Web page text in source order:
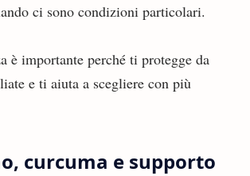
ci sono condizioni particolari.
è importante perché ti protegge da
e ti aiuta a scegliere con più
curcuma e supporto